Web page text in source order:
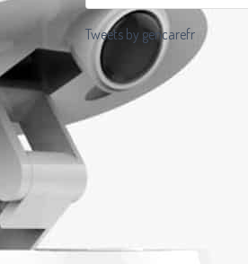
Tweets by gencarefr